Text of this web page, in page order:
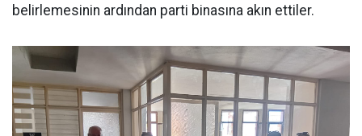
belirlemesinin ardından parti binasına akın ettiler.